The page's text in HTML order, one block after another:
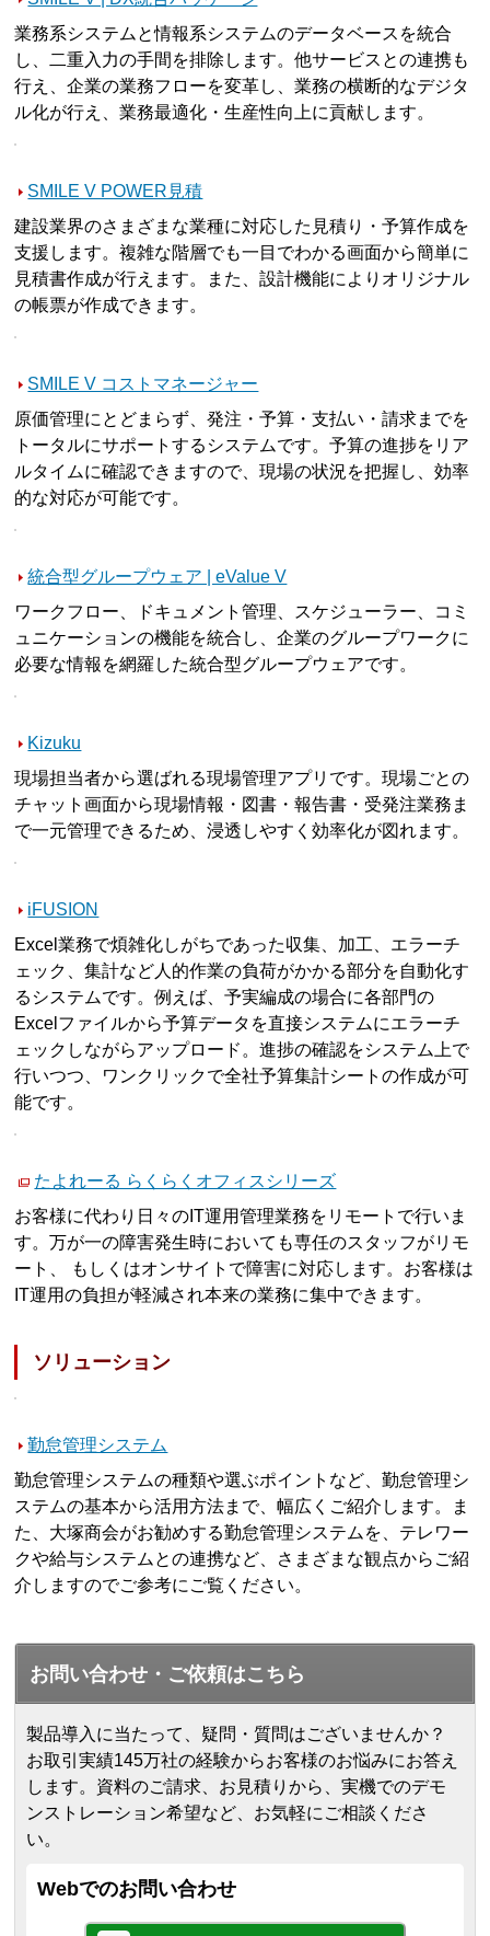
業務系システムと情報系システムのデータベースを統合
し、二重入力の手間を排除します。他サービスとの連携も
行え、企業の業務フローを変革し、業務の横断的なデジタ
ル化が行え、業務最適化・生産性向上に貢献します。
SMILE V POWER見積
建設業界のさまざまな業種に対応した見積り・予算作成を
支援します。複雑な階層でも一目でわかる画面から簡単に
見積書作成が行えます。また、設計機能によりオリジナル
の帳票が作成できます。
SMILE V コストマネージャー
原価管理にとどまらず、発注・予算・支払い・請求までを
トータルにサポートするシステムです。予算の進捗をリア
ルタイムに確認できますので、現場の状況を把握し、効率
的な対応が可能です。
統合型グループウェア | eValue V
ワークフロー、ドキュメント管理、スケジューラー、コミ
ュニケーションの機能を統合し、企業のグループワークに
必要な情報を網羅した統合型グループウェアです。
Kizuku
現場担当者から選ばれる現場管理アプリです。現場ごとの
チャット画面から現場情報・図書・報告書・受発注業務ま
で一元管理できるため、浸透しやすく効率化が図れます。
iFUSION
Excel業務で煩雑化しがちであった収集、加工、エラーチ
ェック、集計など人的作業の負荷がかかる部分を自動化す
るシステムです。例えば、予実編成の場合に各部門の
Excelファイルから予算データを直接システムにエラーチ
ェックしながらアップロード。進捗の確認をシステム上で
行いつつ、ワンクリックで全社予算集計シートの作成が可
能です。
たよれーる らくらくオフィスシリーズ
お客様に代わり日々のIT運用管理業務をリモートで行いま
す。万が一の障害発生時においても専任のスタッフがリモ
ート、 もしくはオンサイトで障害に対応します。お客様は
IT運用の負担が軽減され本来の業務に集中できます。
ソリューション
勤怠管理システム
勤怠管理システムの種類や選ぶポイントなど、勤怠管理シ
ステムの基本から活用方法まで、幅広くご紹介します。ま
た、大塚商会がお勧めする勤怠管理システムを、テレワー
クや給与システムとの連携など、さまざまな観点からご紹
介しますのでご参考にご覧ください。
お問い合わせ・ご依頼はこちら
製品導入に当たって、疑問・質問はございませんか？
お取引実績145万社の経験からお客様のお悩みにお答え
します。 資料のご請求、お見積りから、実機でのデモ
ンストレーション希望など、お気軽にご相談くださ
い。
Webでのお問い合わせ